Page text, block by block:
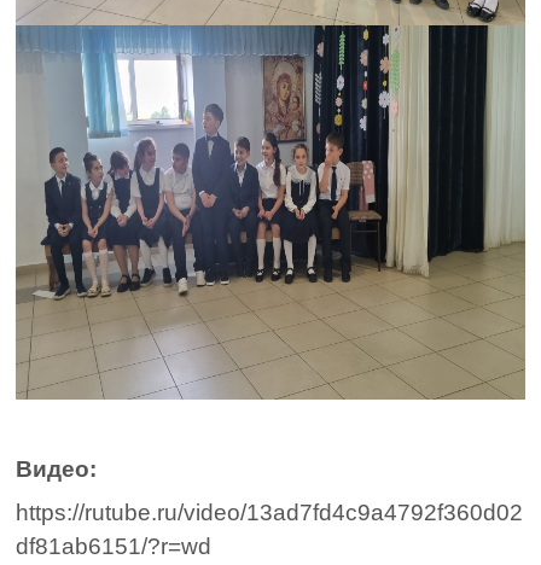
Видео:
https://rutube.ru/video/13ad7fd4c9a4792f360d02
df81ab6151/?r=wd